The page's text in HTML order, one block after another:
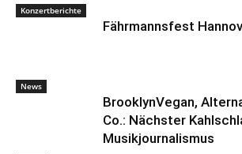
Konzertberichte
Fährmannsfest
News
BrooklynVegan,
Co.: Nächster
Musikjournalismus